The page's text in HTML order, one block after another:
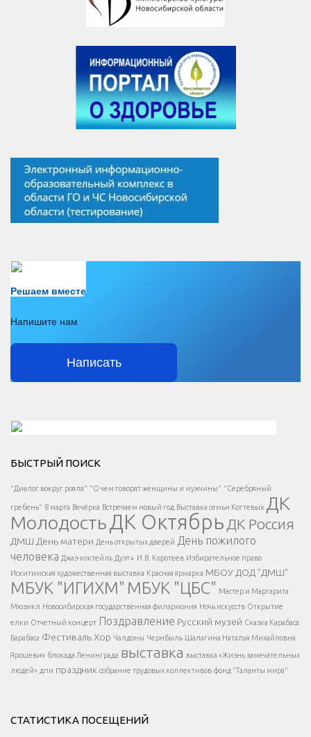
Решаем вместе
Напишите нам
Написать
Есть вопрос?
Напишите нам
</span >
Написать
</button >
</div >
</div > </div >
БЫСТРЫЙ ПОИСК
"Диалог вокруг рояля" "О чем говорят женщины и мужчины" "Серебряный
гребень" 8 марта Вечёрка Встречаем новый год Выставка семьи Когтевых ДК
МолодостьДК Октябрь ДК Россия
ДМШ День матери День открытых дверей День пожилого
человека Джаз-коктейль Дуэт+ И.В. Коротеев Избирательное право
Искитимская художественная выставка Красная ярмарка МБОУ ДОД "ДМШ"
МБУК "ИГИХМ" МБУК "ЦБС" Мастер и Маргарита
Мюзикл Новосибирская государственная филармония Ночь искусств Открытие
елки Отчетный концерт Поздравление Русский музей Сказка Карабаса
Барабаса Фестиваль Хор Чалдоны Чернбыль Шалагина Наталья Михайловна
Ярошевич блокада Ленинграда выставка выставка «Жизнь замечательных
людей» дпи праздник собрание трудовых коллективов фонд "Таланты мира"
СТАТИСТИКА ПОСЕЩЕНИЙ